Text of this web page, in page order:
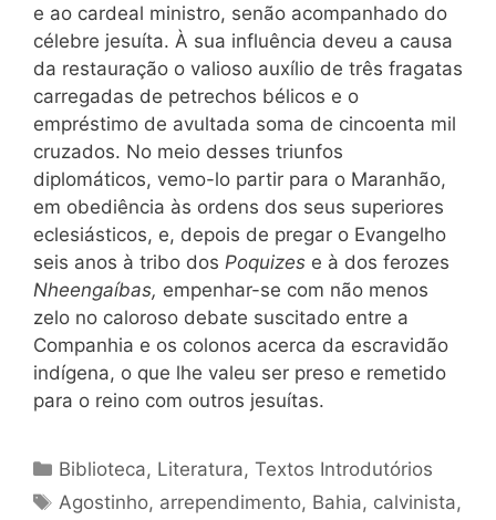
e ao cardeal ministro, senão acompanhado do
célebre jesuíta. À sua influência deveu a causa
da restauração o valioso auxílio de três fragatas
carregadas de petrechos bélicos e o
empréstimo de avultada soma de cincoenta mil
cruzados. No meio desses triunfos
diplomáticos, vemo-lo partir para o Maranhão,
em obediência às ordens dos seus superiores
eclesiásticos, e, depois de pregar o Evangelho
seis anos à tribo dos Poquizes e à dos ferozes
Nheengaíbas, empenhar-se com não menos
zelo no caloroso debate suscitado entre a
Companhia e os colonos acerca da escravidão
indígena, o que lhe valeu ser preso e remetido
para o reino com outros jesuítas.
Categorias
Biblioteca, Literatura,Textos Introdutórios
Tags
Agostinho, arrependimento, Bahia, calvinista,